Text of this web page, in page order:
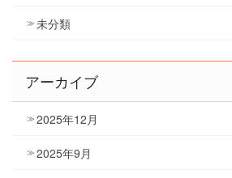
未分類
アーカイブ
2025年12月
2025年9月